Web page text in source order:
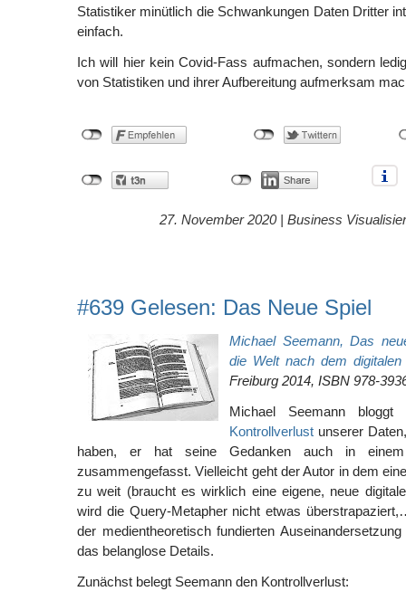
Statistiker minütlich die Schwankungen Daten Dritter
einfach.
Ich will hier kein Covid-Fass aufmachen, sondern
von Statistiken und ihrer Aufbereitung aufmerksam
27. November 2020 | Business
#639 Gelesen: Das Neue Spiel
Michael Seemann, Das
die Welt nach dem digitalen
Freiburg 2014, ISBN 978-
Michael Seemann
Kontrollverlust unserer
haben, er hat seine Gedanken auch in einem
zusammengefasst. Vielleicht geht der Autor in dem
zu weit (braucht es wirklich eine eigene, neue
wird die Query-Metapher nicht etwas
der medientheoretisch fundierten
das belanglose Details.
Zunächst belegt Seemann den Kontrollverlust: